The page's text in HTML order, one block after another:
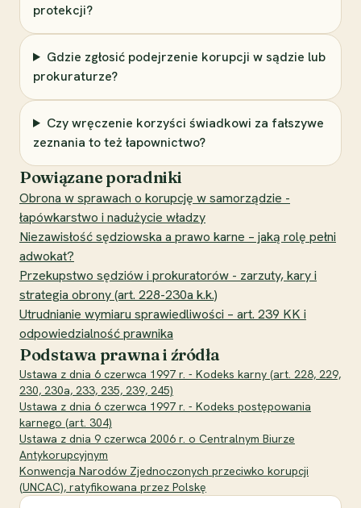
protekcji?
Gdzie zgłosić podejrzenie korupcji w sądzie lub
prokuraturze?
Czy wręczenie korzyści świadkowi za fałszywe
zeznania to też łapownictwo?
Powiązane poradniki
Obrona w sprawach o korupcję w samorządzie -
łapówkarstwo i nadużycie władzy
Niezawisłość sędziowska a prawo karne – jaką rolę pełni
adwokat?
Przekupstwo sędziów i prokuratorów - zarzuty, kary i
strategia obrony (art. 228-230a k.k.)
Utrudnianie wymiaru sprawiedliwości – art. 239 KK i
odpowiedzialność prawnika
Podstawa prawna i źródła
Ustawa z dnia 6 czerwca 1997 r. - Kodeks karny (art. 228, 229,
230, 230a, 233, 235, 239, 245)
Ustawa z dnia 6 czerwca 1997 r. - Kodeks postępowania
karnego (art. 304)
Ustawa z dnia 9 czerwca 2006 r. o Centralnym Biurze
Antykorupcyjnym
Konwencja Narodów Zjednoczonych przeciwko korupcji
(UNCAC), ratyfikowana przez Polskę